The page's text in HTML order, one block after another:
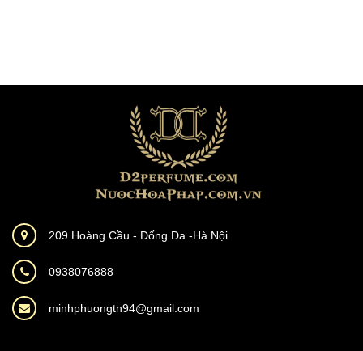
209 Hoàng Cầu - Đống Đa -Hà Nội
0938076888
minhphuongtn94@gmail.com